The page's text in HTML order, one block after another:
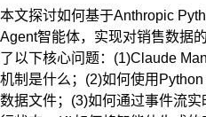
本文探讨如何基于Anthropic
Agent智能体，实现对销售数据
了以下核心问题：(1)Claude
机制是什么；(2)如何使用
数据文件；(3)如何通过事件流